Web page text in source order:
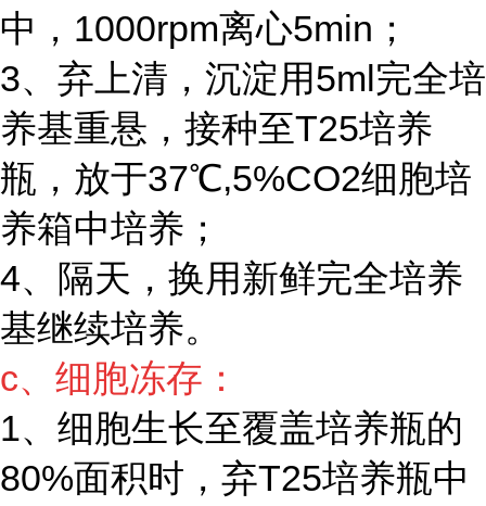
中，1000rpm离心5min；
3、弃上清，沉淀用5ml完全培
养基重悬，接种至T25培养
瓶，放于37℃,5%CO2细胞培
养箱中培养；
4、隔天，换用新鲜完全培养
基继续培养。
c、细胞冻存：
1、细胞生长至覆盖培养瓶的
80%面积时，弃T25培养瓶中